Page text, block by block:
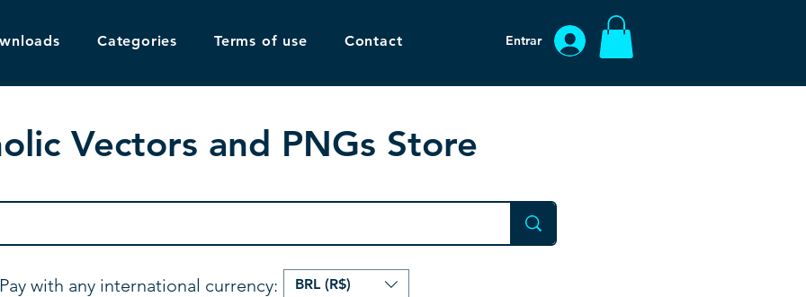
Categories Terms of use Contact Entrar
Vectors and PNGs Store
Pay with any international currency: BRL (R$)